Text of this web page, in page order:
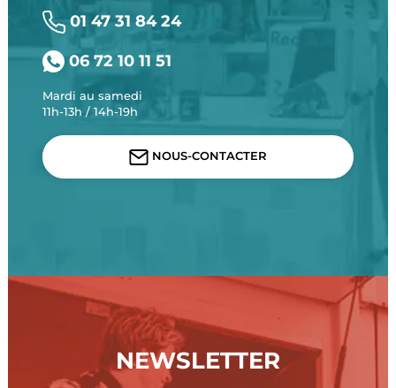
01 47 31 84 24
06 72 10 11 51
Mardi au samedi
11h-13h / 14h-19h
NOUS-CONTACTER
NEWSLETTER